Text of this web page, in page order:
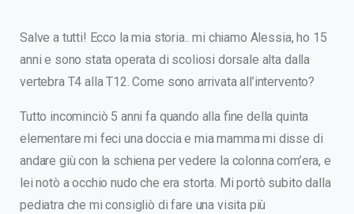
Salve a tutti! Ecco la mia storia.. mi chiamo Alessia, ho 15
anni e sono stata operata di scoliosi dorsale alta dalla
vertebra T4 alla T12. Come sono arrivata all’intervento?
Tutto incominciò 5 anni fa quando alla fine della quinta
elementare mi feci una doccia e mia mamma mi disse di
andare giù con la schiena per vedere la colonna com’era, e
lei notò a occhio nudo che era storta. Mi portò subito dalla
pediatra che mi consigliò di fare una visita più